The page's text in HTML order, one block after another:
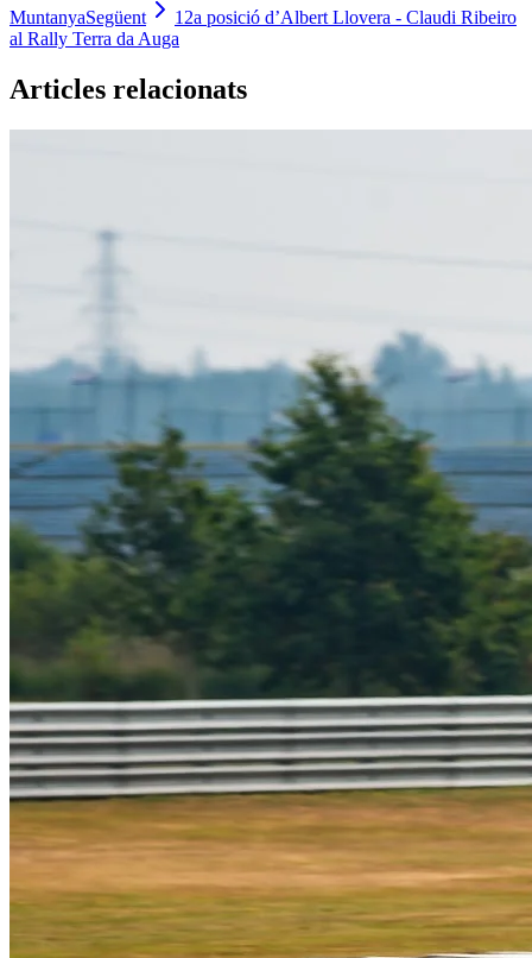
MuntanyaSegüent
12a posició d’Albert Llovera - Claudi Ribeiro
al Rally Terra da Auga
Articles relacionats